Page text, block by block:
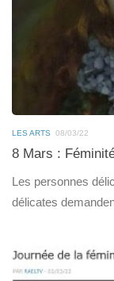
LES ARTS 08/03/22
8 Mars :
Les personnes
délicates